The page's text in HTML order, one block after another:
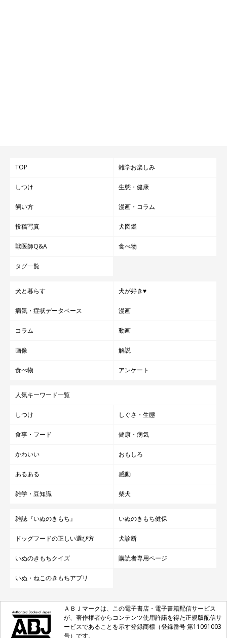
TOP 雑学お楽しみ
しつけ 生態・健康
飼い方 漫画・コラム
投稿写真 犬図鑑
獣医師Q&A 食べ物
タグ一覧
犬と暮らす 犬が好き♥
病気・症状データベース 漫画
コラム 動画
画像 解説
食べ物 アンケート
人気キーワード一覧
しつけ しぐさ・生態
食事・フード 健康・病気
かわいい おもしろ
あるある 感動
雑学・豆知識 柴犬
雑誌『いぬのきもち』 いぬのきもち健保
ドッグフードの正しい選び方 犬診断
いぬのきもちクイズ 購読者専用ページ
いぬ・ねこのきもちアプリ
ＡＢＪマークは、この電子書店・電子書籍配信サービス
が、著作権者からコンテンツ使用許諾を得た正規版配信サ
ービスであることを示す登録商標（登録番号 第11091003
号）です。